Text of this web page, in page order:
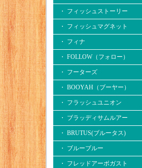
・ フィッシュストーリー
・ フィッシュマグネット
・ フィナ
・ FOLLOW（フォロー）
・ フーターズ
・ BOOYAH（ブーヤー）
・ フラッシュユニオン
・ ブラッディサムルアー
・ BRUTUS(ブルータス)
・ ブルーブルー
・ フレッドアーボガスト